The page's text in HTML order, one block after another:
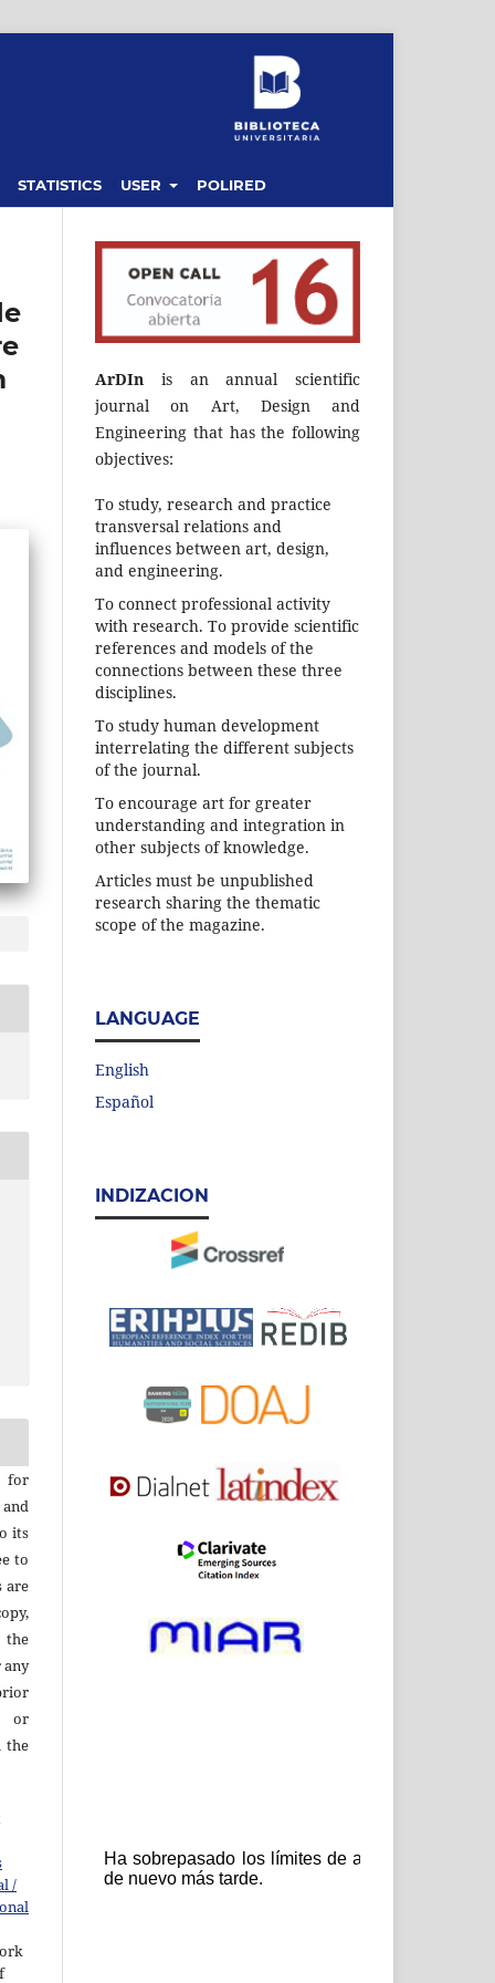
STATISTICS USER POLIRED
for
its
to
are
the
or
the
/
ArDIn is an annual scientific
journal on Art, Design and
Engineering that has the following
objectives:
To study, research and practice
transversal relations and
influences between art, design,
and engineering.
To connect professional activity
with research. To provide scientific
references and models of the
connections between these three
disciplines.
To study human development
interrelating the different subjects
of the journal.
To encourage art for greater
understanding and integration in
other subjects of knowledge.
Articles must be unpublished
research sharing the thematic
scope of the magazine.
LANGUAGE
English
Español
INDIZACION